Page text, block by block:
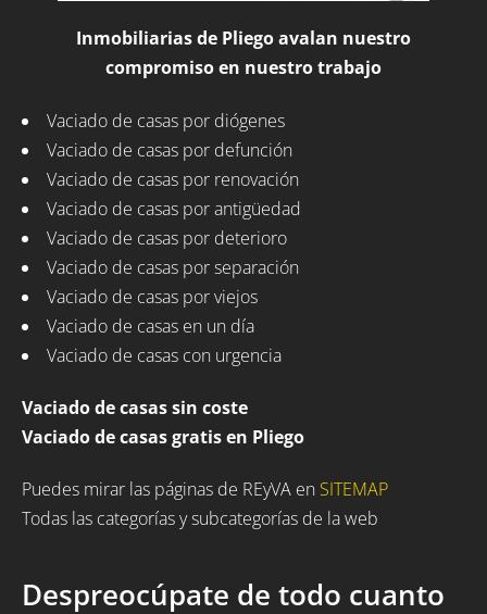
Inmobiliarias de Pliego avalan nuestro
compromiso en nuestro trabajo
Vaciado de casas por diógenes
Vaciado de casas por defunción
Vaciado de casas por renovación
Vaciado de casas por antigüedad
Vaciado de casas por deterioro
Vaciado de casas por separación
Vaciado de casas por viejos
Vaciado de casas en un día
Vaciado de casas con urgencia
Vaciado de casas sin coste
Vaciado de casas gratis en Pliego
Puedes mirar las páginas de REyVA en SITEMAP
Todas las categorías y subcategorías de la web
Despreocúpate de todo cuanto